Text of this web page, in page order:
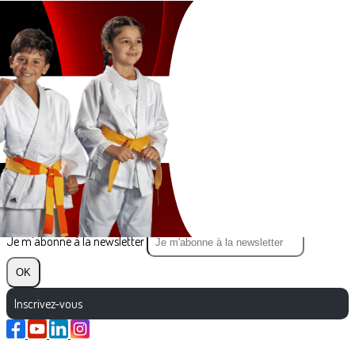
Exporter les lignes sélectionnées
Exporter toutes les colonnes
Exporter uniquement les colonnes affichées
Menu
?>
Images de la page d'accueil
Cliquez pour éditer
Texte, bouton et/ou inscription à la newsletter
Cliquez pour éditer
Je m'abonne à la newsletter
OK
Inscrivez-vous